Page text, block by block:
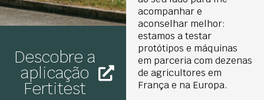
Descobre a
aplicação
Fertitest
acompanhar e
aconselhar melhor:
estamos a testar
protótipos e máquinas
em parceria com dezenas
de agricultores em
França e na Europa.